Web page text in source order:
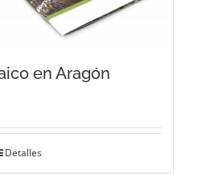
en Aragón
Detalles